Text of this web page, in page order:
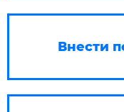
Внести